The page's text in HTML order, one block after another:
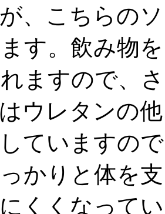
、こちらの
す。飲み物
ますので、
はウレタンの
ていますの
かりと体を
くくなって